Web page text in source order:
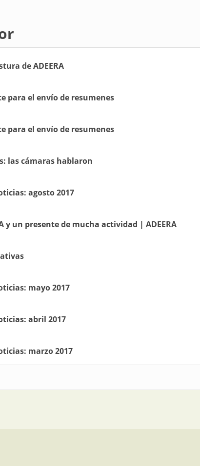
de ADEERA
para el envío de resumenes
para el envío de resumenes
las cámaras hablaron
agosto 2017
y un presente de mucha actividad | ADEERA
mayo 2017
abril 2017
marzo 2017